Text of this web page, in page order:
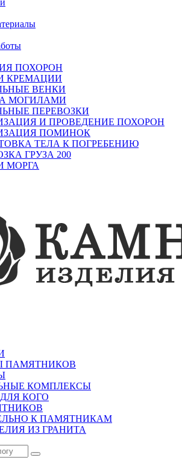
ПОХОРОН
КРЕМАЦИИ
ВЕНКИ
МОГИЛАМИ
ПЕРЕВОЗКИ
И ПРОВЕДЕНИЕ ПОХОРОН
ПОМИНОК
ТЕЛА К ПОГРЕБЕНИЮ
ГРУЗА 200
МОРГА
ПАМЯТНИКОВ
КОМПЛЕКСЫ
КОГО
К ПАМЯТНИКАМ
ИЗ ГРАНИТА